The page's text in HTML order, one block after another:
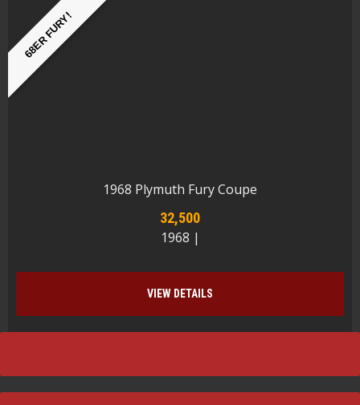
68ER FURY!
1968 Plymuth Fury Coupe
32,500
1968 |
VIEW DETAILS